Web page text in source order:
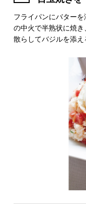
フライパンにバター
の中火で半熟状に焼
散らしてバジルを添え